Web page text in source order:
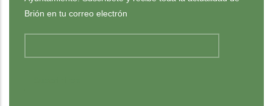
Brión en tu correo electrón